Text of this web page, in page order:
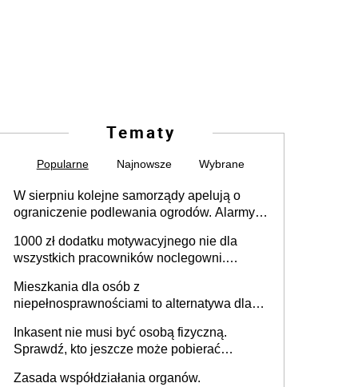
Tematy
Popularne Najnowsze Wybrane
W sierpniu kolejne samorządy apelują o
ograniczenie podlewania ogrodów. Alarmy w
może objąć cały kraj
1000 zł dodatku motywacyjnego nie dla
wszystkich pracowników noclegowni.
Mieszkania dla osób z
niepełnosprawnościami to alternatywa dla
samodzielnie lub z rodziną
Inkasent nie musi być osobą fizyczną.
Sprawdź, kto jeszcze może pobierać
Zasada współdziałania organów.